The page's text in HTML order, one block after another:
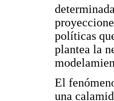
políticas
plantea la
El
una